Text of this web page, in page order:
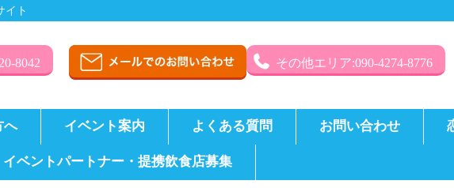
イト
8042 その他エリア:090-4274-8776
へ イベント案内 よくある質問 お問い合わせ
イベントパートナー・提携飲食店募集